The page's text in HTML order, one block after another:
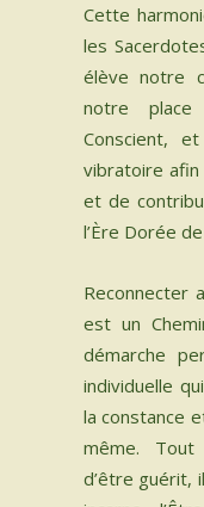
Cette
les
élève notre
notre
Conscient,
vibratoire afin
et de
l’Ère Dorée
Reconnecter
est un
démarche
individuelle
la constance
même.
d’être guérit,